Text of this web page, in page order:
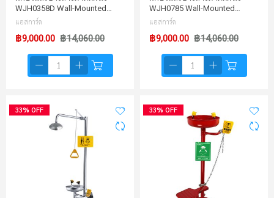
WJH0358D Wall-Mounted…
แอสการ์ด
฿9,000.00 ฿14,060.00
WJH0785 Wall-Mounted…
แอสการ์ด
฿9,000.00 ฿14,060.00
33% OFF 33% OFF